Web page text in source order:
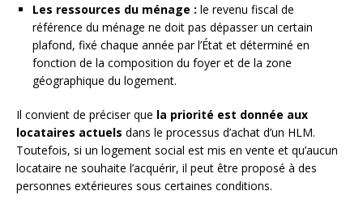
Les ressources du ménage : le revenu fiscal de
référence du ménage ne doit pas dépasser un certain
plafond, fixé chaque année par l’État et déterminé en
fonction de la composition du foyer et de la zone
géographique du logement.
Il convient de préciser que la priorité est donnée aux
locataires actuels dans le processus d’achat d’un HLM.
Toutefois, si un logement social est mis en vente et qu’aucun
locataire ne souhaite l’acquérir, il peut être proposé à des
personnes extérieures sous certaines conditions.